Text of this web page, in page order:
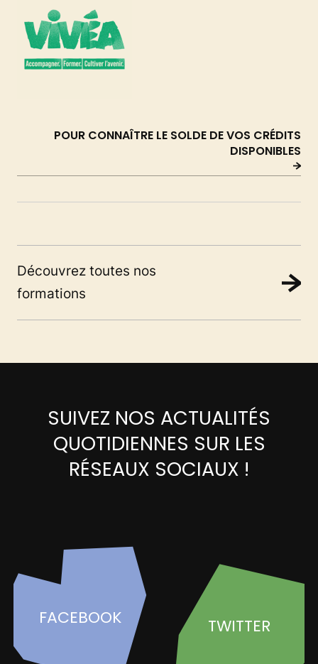
POUR CONNAÎTRE LE SOLDE DE VOS CRÉDITS
DISPONIBLES
Découvrez toutes nos
formations
SUIVEZ NOS ACTUALITÉS
QUOTIDIENNES SUR LES
RÉSEAUX SOCIAUX !
FACEBOOK TWITTER